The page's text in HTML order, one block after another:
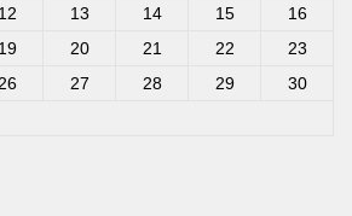
12 13 14 15
16
19 20 21 22
23
27 28 29
30